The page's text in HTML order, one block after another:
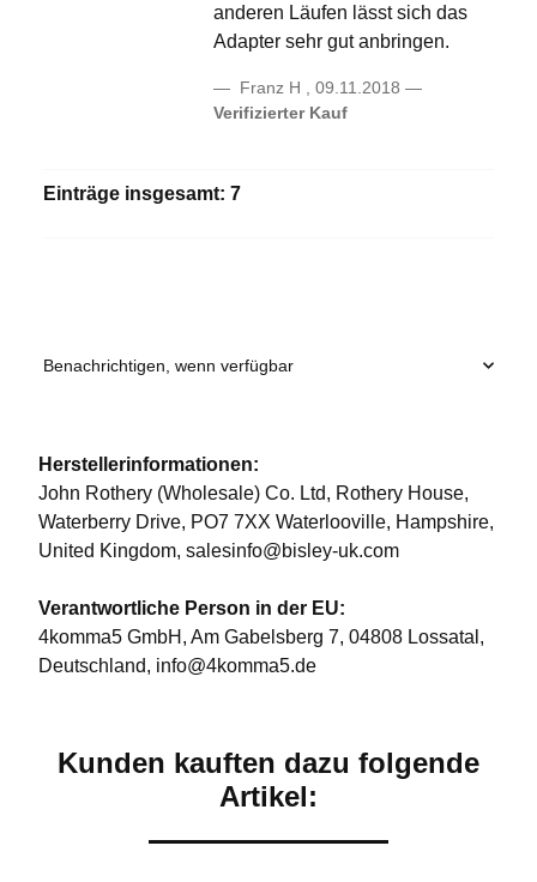
anderen Läufen lässt sich das
Adapter sehr gut anbringen.
Franz H
09.11.2018
Verifizierter Kauf
Einträge insgesamt: 7
Benachrichtigen, wenn verfügbar
Herstellerinformationen:
John Rothery (Wholesale) Co. Ltd, Rothery House,
Waterberry Drive, PO7 7XX Waterlooville, Hampshire,
United Kingdom, salesinfo@bisley-uk.com
Verantwortliche Person in der EU:
4komma5 GmbH, Am Gabelsberg 7, 04808 Lossatal,
Deutschland, info@4komma5.de
Kunden kauften dazu folgende
Artikel: